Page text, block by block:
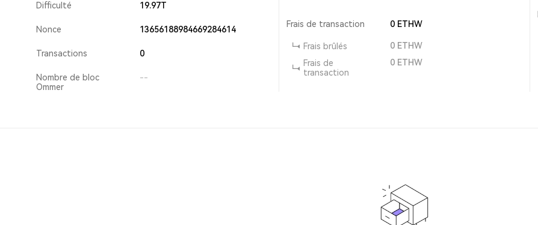
Difficulté 19.97T
Nonce 13656188984669284614
Transactions 0
Nombre de bloc
Ommer
--
Frais de transaction
Frais brûlés
Frais de
transaction
0 ETHW
0 ETHW
0 ETHW